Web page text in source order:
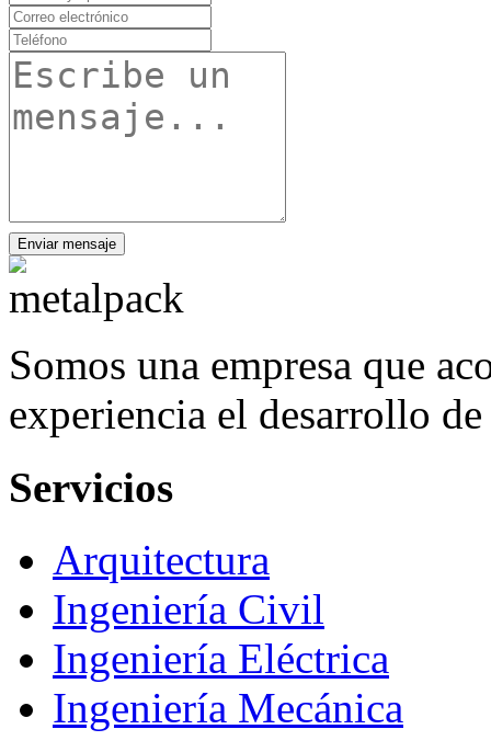
Enviar mensaje
Somos una empresa que
experiencia el desarrollo
Servicios
Arquitectura
Ingeniería Civil
Ingeniería Eléctrica
Ingeniería Mecánica